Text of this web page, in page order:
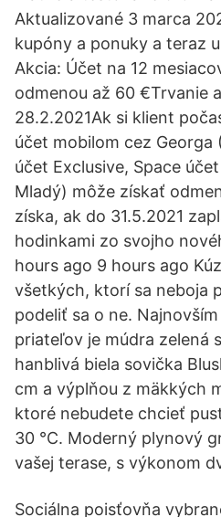
Aktualizované 3 marca
kupóny a ponuky a teraz
Akcia: Účet na 12
odmenou až 60 €Trvanie
28.2.2021Ak si klient
účet mobilom cez
účet Exclusive, Space
Mladý) môže získať
získa, ak do 31.5.2021
hodinkami zo svojho
hours ago 9 hours ago
všetkých, ktorí sa neboja
podeliť sa o ne.
priateľov je múdra zelená
hanblivá biela sovička
cm a výplňou z mäkkých
ktoré nebudete chcieť
30 °C. Moderný plynový
vašej terase, s výkonom
Sociálna poisťovňa